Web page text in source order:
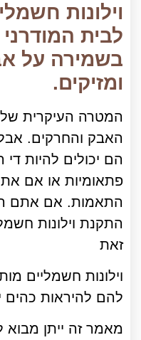
וילונות
לבית
בשמירה על
ומזיקים.
המטרה העיקרית של
האבק והחרקים.
הם יכולים להיות
פתאומיות או אם
התאמות. אם אתם
התקנת וילונות
זאת
וילונות חשמליים
להם להיראות כהים
מאמר זה ייתן מבוא